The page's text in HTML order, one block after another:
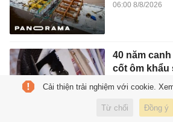
06:00 8/8/2026
40 năm
cốt ôm khẩu
nhà TP.HCM
Cải thiện trải nghiệm với cookie.
Từ chối Đồng ý